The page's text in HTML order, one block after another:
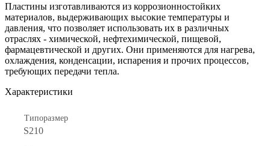
Пластины изготавливаются из коррозионностойких
материалов, выдерживающих высокие температуры и
давления, что позволяет использовать их в различных
отраслях - химической, нефтехимической, пищевой,
фармацевтической и других. Они применяются для нагрева,
охлаждения, конденсации, испарения и прочих процессов,
требующих передачи тепла.
Характеристики
Типоразмер
S210